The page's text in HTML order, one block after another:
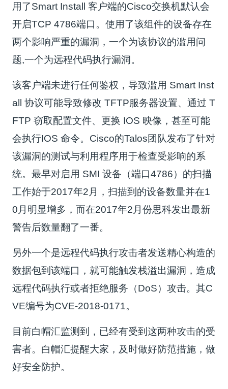
用了Smart Install 客户端的Cisco交换机默认会
开启TCP 4786端口。使用了该组件的设备存在
两个影响严重的漏洞，一个为该协议的滥用问
题,一个为远程代码执行漏洞。
该客户端未进行任何鉴权，导致滥用 Smart Inst
all 协议可能导致修改 TFTP服务器设置、通过 T
FTP 窃取配置文件、更换 IOS 映像，甚至可能
会执行IOS 命令。Cisco的Talos团队发布了针对
该漏洞的测试与利用程序用于检查受影响的系
统。最早对启用 SMI 设备（端口4786）的扫描
工作始于2017年2月，扫描到的设备数量并在1
0月明显增多，而在2017年2月份思科发出最新
警告后数量翻了一番。
另外一个是远程代码执行攻击者发送精心构造的
数据包到该端口，就可能触发栈溢出漏洞，造成
远程代码执行或者拒绝服务（DoS）攻击。其C
VE编号为CVE-2018-0171。
目前白帽汇监测到，已经有受到这两种攻击的受
害者。白帽汇提醒大家，及时做好防范措施，做
好安全防护。